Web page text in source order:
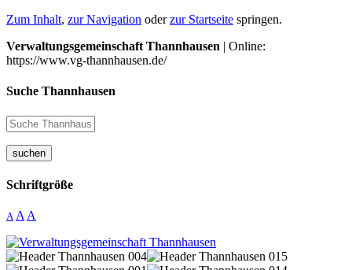
Zum Inhalt, zur Navigation oderzur Startseite springen.
Verwaltungsgemeinschaft Thannhausen | Online:
https://www.vg-thannhausen.de/
Suche Thannhausen
suchen
Schriftgröße
A A A